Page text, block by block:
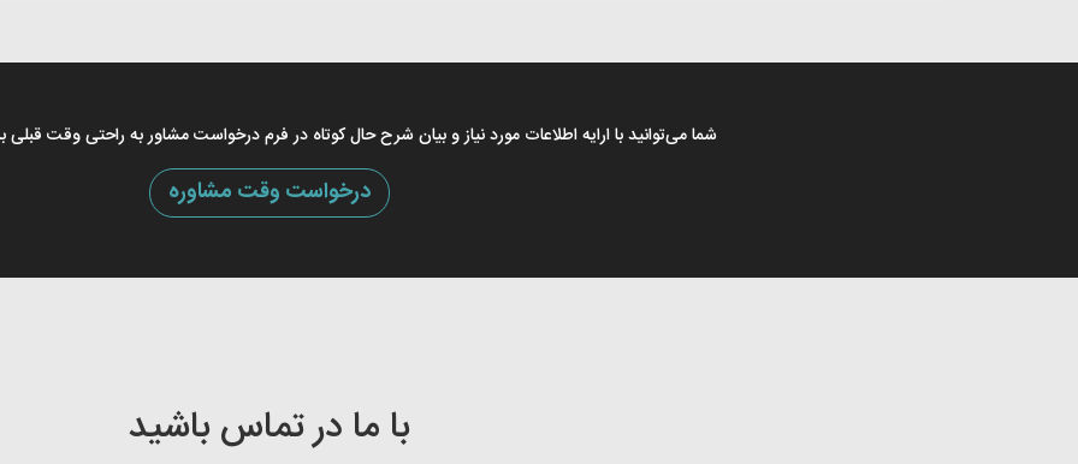
شما می‌توانید با ارایه اطلاعات مورد نیاز و بیان شرح حال کوتاه در فرم درخواست مشاور به راحتی وقت قبلی
درخواست وقت مشاوره
با ما در تماس باشید